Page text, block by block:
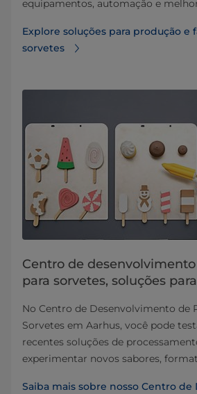
equipamentos, automação e
Explore soluções para produção e
sorvetes
Centro de
para sorvetes, soluções
No Centro de Desenvolvimento de
Sorvetes em Aarhus, você pode
recentes soluções de
experimentar novos sabores,
Saiba mais sobre nosso Centro